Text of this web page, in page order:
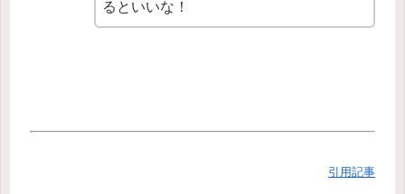
るといいな！
引用記事